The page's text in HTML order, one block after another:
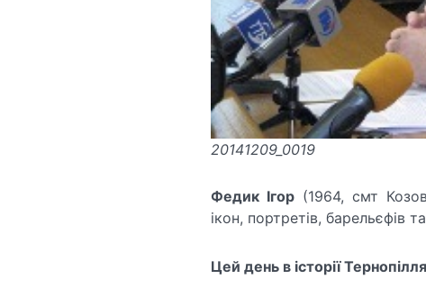
20141209_0019
Федик Ігор(1964, смт
ікон, портретів, барельєфів
Цей день в історії